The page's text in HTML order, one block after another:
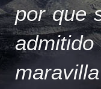
por que